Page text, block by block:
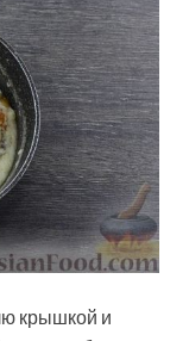
крышкой и